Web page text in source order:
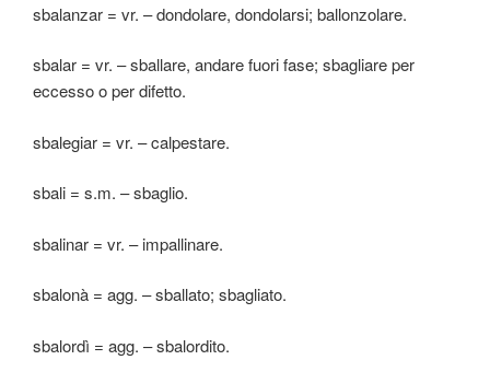
sbalanzar = vr. – dondolare, dondolarsi; ballonzolare.
sbalar = vr. – sballare, andare fuori fase; sbagliare per
eccesso o per difetto.
sbalegiar = vr. – calpestare.
sbali = s.m. – sbaglio.
sbalinar = vr. – impallinare.
sbalonà = agg. – sballato; sbagliato.
sbalordì = agg. – sbalordito.